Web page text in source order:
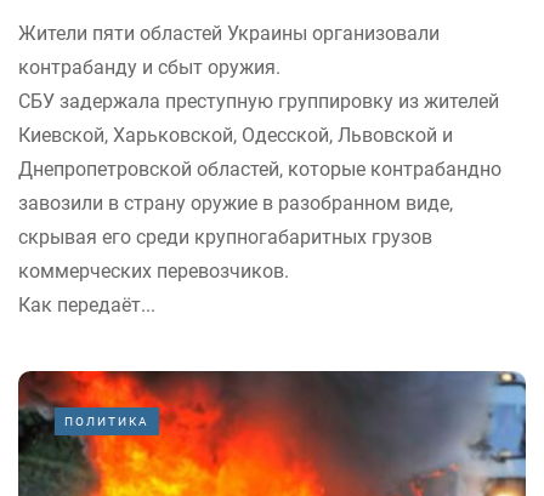
Жители пяти областей Украины организовали
контрабанду и сбыт оружия.
СБУ задержала преступную группировку из жителей
Киевской, Харьковской, Одесской, Львовской и
Днепропетровской областей, которые контрабандно
завозили в страну оружие в разобранном виде,
скрывая его среди крупногабаритных грузов
коммерческих перевозчиков.
Как передаёт...
ПОЛИТИКА